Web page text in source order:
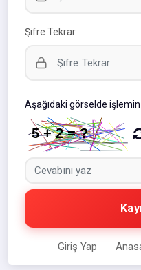
Şifre Tekrar
Aşağıdaki görselde
Giriş Yap